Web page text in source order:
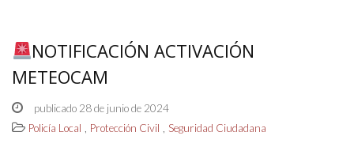
NOTIFICACIÓN ACTIVACIÓN
METEOCAM
publicado 28 de junio de 2024
Policía Local , Protección Civil , Seguridad Ciudadana